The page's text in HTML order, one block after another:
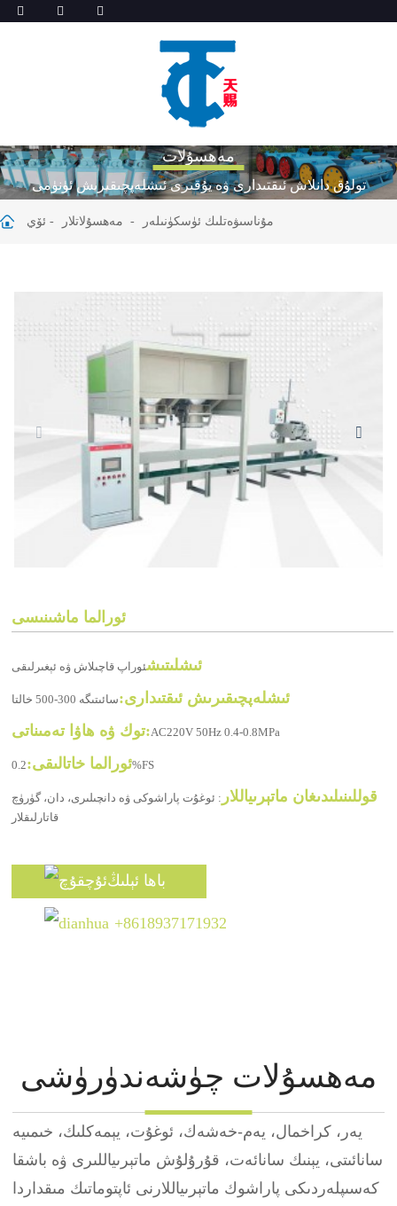
مەھسۇلات
تولۇق دانلاش ئىقتىدارى ۋە يۇقىرى ئىشلەپچىقىرىش ئۈنۈمى
ئۆي مەھسۇلاتلار مۇناسىۋەتلىك ئۈسكۈنىلەر
ئورالما ماشىنىسى
ئىشلىتىشئوراپ قاچىلاش ۋە ئېغىرلىقى
ئىشلەپچىقىرىش ئىقتىدارى:سائىتىگە 300-500 خالتا
توك ۋە ھاۋا تەمىناتى:AC220V 50Hz 0.4-0.8MPa
ئورالما خاتالىقى:0.2%FS
قوللىنىلىدىغان ماتېرىياللار : ئوغۇت پاراشوكى ۋە دانچىلىرى، دان، گۈرۈچ
قاتارلىقلار
باھا ئېلىڭ
+8618937171932
مەھسۇلات چۈشەندۈرۈشى
يەر، كراخمال، يەم-خەشەك، ئوغۇت، يېمەكلىك، خىمىيە
سانائىتى، يېنىك سانائەت، قۇرۇلۇش ماتېرىياللىرى ۋە باشقا
كەسىپلەردىكى پاراشوك ماتېرىياللارنى ئاپتوماتىك مىقداردا